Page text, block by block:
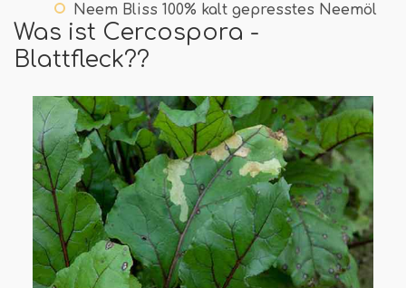
Neem Bliss 100% kalt gepresstes Neemöl
Was ist Cercospora -
Blattfleck??